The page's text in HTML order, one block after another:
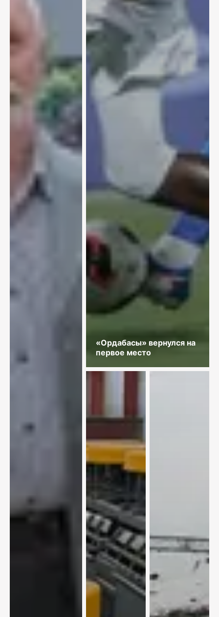
«Ордабасы» вернулся на
первое место